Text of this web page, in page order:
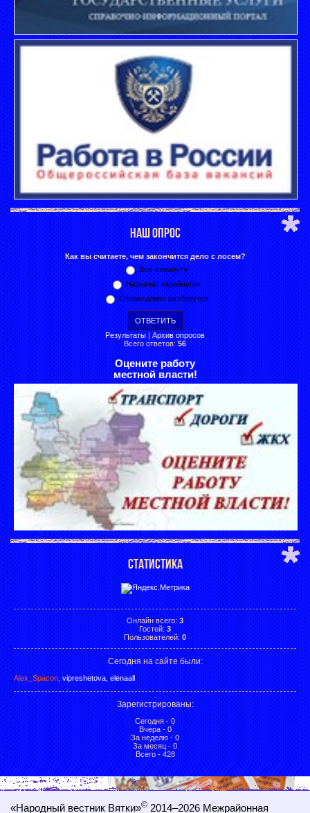
НАШ ОПРОС
Как вы считаете, чем закончится дело с лосем?
Всё «замнут»
Назначат «крайнего»
Справедливо разберутся
Результаты | Архив опросов
Всего ответов: 56
Оцените работу
местной власти!
СТАТИСТИКА
Онлайн всего: 3
Гостей: 3
Пользователей: 0
Сегодня на сайте были:
Alex_Spacon vipreshetova elenaall
Зарегистрированы:
Сегодня - 0
Вчера - 0
За неделю - 0
За месяц - 0
Всего - 428
«Народный вестник Вятки»©2014–2026 Межрайонная